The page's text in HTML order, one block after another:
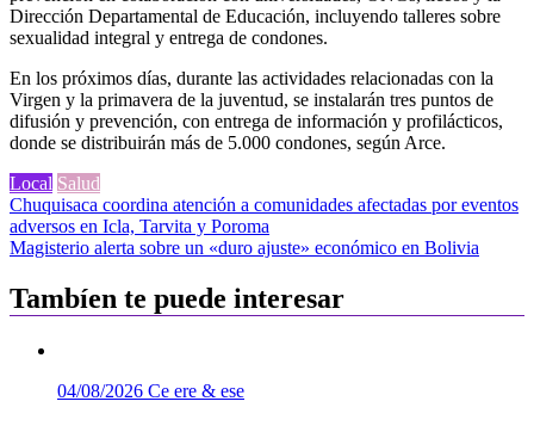
Dirección Departamental de Educación, incluyendo talleres sobre
sexualidad integral y entrega de condones.
En los próximos días, durante las actividades relacionadas con la
Virgen y la primavera de la juventud, se instalarán tres puntos de
difusión y prevención, con entrega de información y profilácticos,
donde se distribuirán más de 5.000 condones, según Arce.
Local Salud
Navegación
de
Chuquisaca coordina atención a comunidades afectadas por eventos
adversos en Icla, Tarvita y Poroma
Magisterio alerta sobre un «duro ajuste» económico en Bolivia
Tambíen te puede interesar
04/08/2026 Ce ere & ese